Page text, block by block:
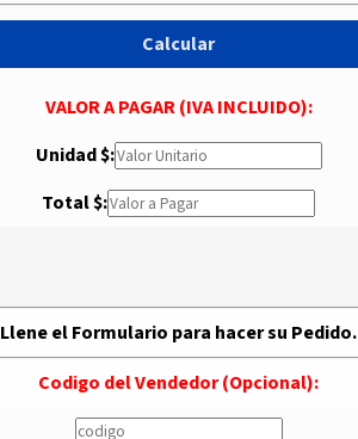
Calcular
VALOR A PAGAR (IVA INCLUIDO):
Unidad $:
Total $:
Llene el Formulario para hacer su Pedido.
Codigo del Vendedor (Opcional):